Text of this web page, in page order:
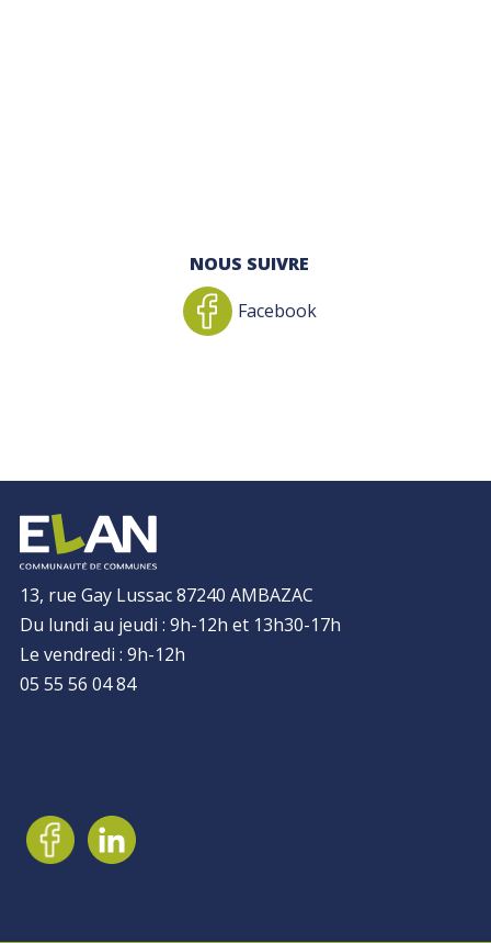
NOUS SUIVRE
Facebook
13, rue Gay Lussac 87240 AMBAZAC
Du lundi au jeudi : 9h-12h et 13h30-17h
Le vendredi : 9h-12h
05 55 56 04 84